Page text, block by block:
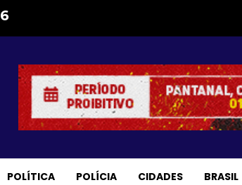
POLÍTICA POLÍCIA CIDADES BRASIL